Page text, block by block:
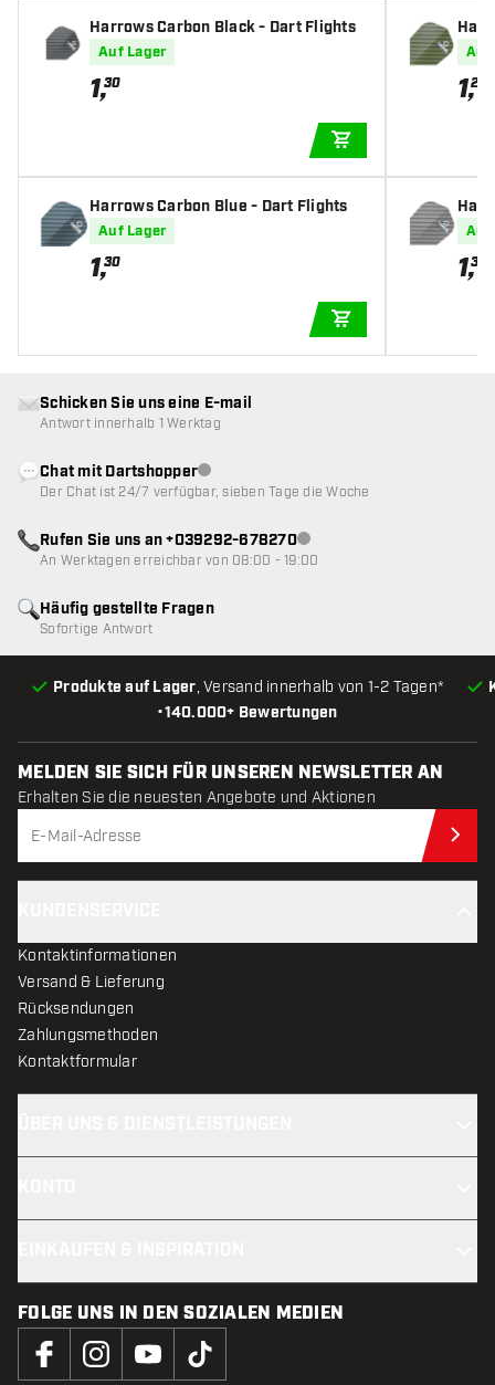
Harrows Carbon Black - Dart Flights
Auf Lager
1,30
Harrows Carbon Blue - Dart Flights
Auf Lager
1,30
Auf
1,20
Auf
1,30
•140.000+ Bewertungen
Produkte auf Lager, Versand innerhalb von 1-2 Tagen*
Häufig gestellte Fragen
Sofortige Antwort
Schicken Sie uns eine E-mail
Antwort innerhalb 1 Werktag
Chat mit DartshopperKundenservice nicht verfügbar
Der Chat ist 24/7 verfügbar, sieben Tage die Woche
Rufen Sie uns an +039292-678270Kundenservice nicht
An Werktagen erreichbar von 08:00 - 19:00
MELDEN SIE SICH FÜR UNSEREN NEWSLETTER AN
Erhalten Sie die neuesten Angebote und Aktionen
Kontaktinformationen
Versand & Lieferung
Rücksendungen
Zahlungsmethoden
Kontaktformular
FOLGE UNS IN DEN SOZIALEN MEDIEN